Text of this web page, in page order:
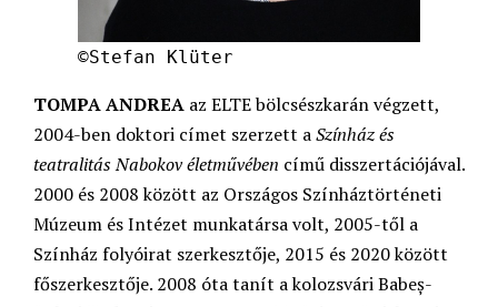
©Stefan Klüter
TOMPA ANDREA az ELTE bölcsészkarán végzett,
2004-ben doktori címet szerzett aSzínház és
teatralitás Nabokov életművében című disszertációjával.
2000 és 2008 között az Országos Színháztörténeti
Múzeum és Intézet munkatársa volt, 2005-től a
Színház folyóirat szerkesztője, 2015 és 2020 között
főszerkesztője. 2008 óta tanít a kolozsvári Babeș-